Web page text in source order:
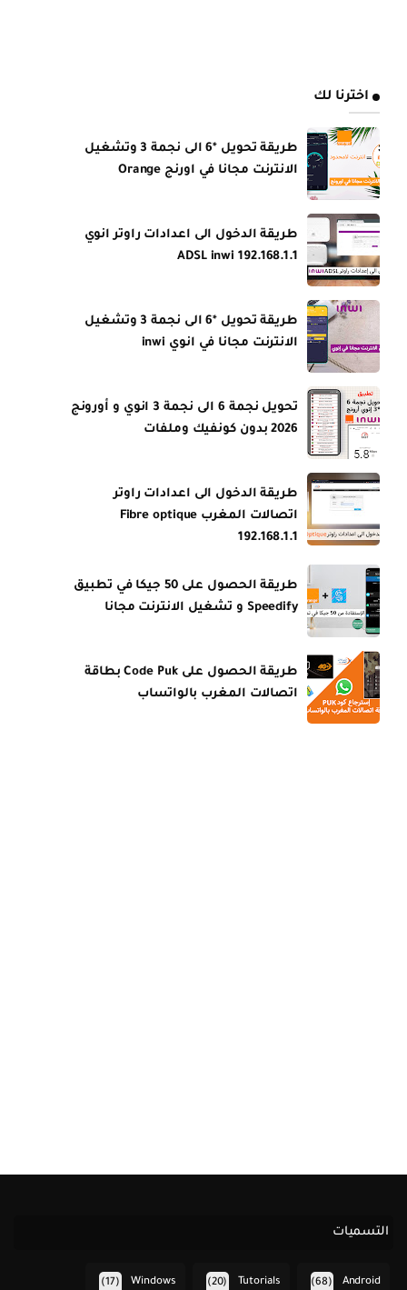
اخترنا لك
طريقة تحويل *6 الى نجمة 3 وتشغيل
الانترنت مجانا في اورنج Orange
طريقة الدخول الى اعدادات راوتر انوي
ADSL inwi 192.168.1.1
طريقة تحويل *6 الى نجمة 3 وتشغيل
الانترنت مجانا في انوي inwi
تحويل نجمة 6 الى نجمة 3 انوي و أورونج
2026 بدون كونفيك وملفات
طريقة الدخول الى اعدادات راوتر
اتصالات المغرب Fibre optique
192.168.1.1
طريقة الحصول على 50 جيكا في تطبيق
Speedify و تشغيل الانترنت مجانا
طريقة الحصول على Code Puk بطاقة
اتصالات المغرب بالواتساب
التسميات
Android
(68)
Tutorials
(20)
Windows
(17)